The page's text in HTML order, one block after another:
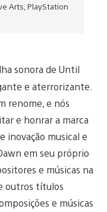
Arts, PlayStation
sonora de Until
e aterrorizante.
renome, e nós
e honrar a marca
inovação musical e
em seu próprio
e músicas na
outros títulos
e músicas